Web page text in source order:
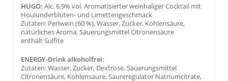
HUGO: Alc. 6,9% vol. Aromatisierter weinhaliger Cocktail mit
Houlunderblüten- und Limettengeschmack
Zutaten: Perlwein (60 %), Wasser, Zucker, Kohlensäure,
natürliches Aroma, Säuerungsmittel Citronensäure
enthält Sulfite
ENERGY-Drink alkoholfrei:
Zutaten: Wasser, Zucker, Dextrose. Säuerungsmittel
Citronensäure, Kohlensäure, Säureregulator Natriumcitrate,